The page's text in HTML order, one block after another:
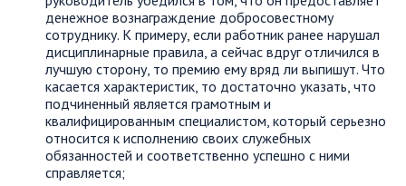
денежное вознаграждение добросовестному
сотруднику. К примеру, если работник ранее нарушал
дисциплинарные правила, а сейчас вдруг отличился в
лучшую сторону, то премию ему вряд ли выпишут. Что
касается характеристик, то достаточно указать, что
подчиненный является грамотным и
квалифицированным специалистом, который серьезно
относится к исполнению своих служебных
обязанностей и соответственно успешно с ними
справляется;